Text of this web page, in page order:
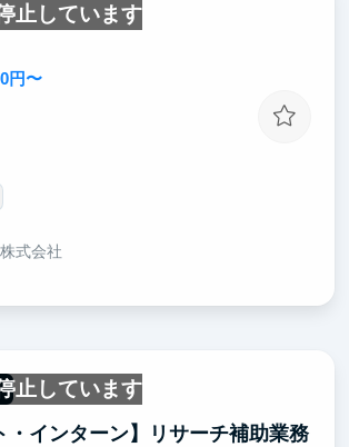
止しています
円〜
式会社
止しています
・インターン】リサーチ補助業務